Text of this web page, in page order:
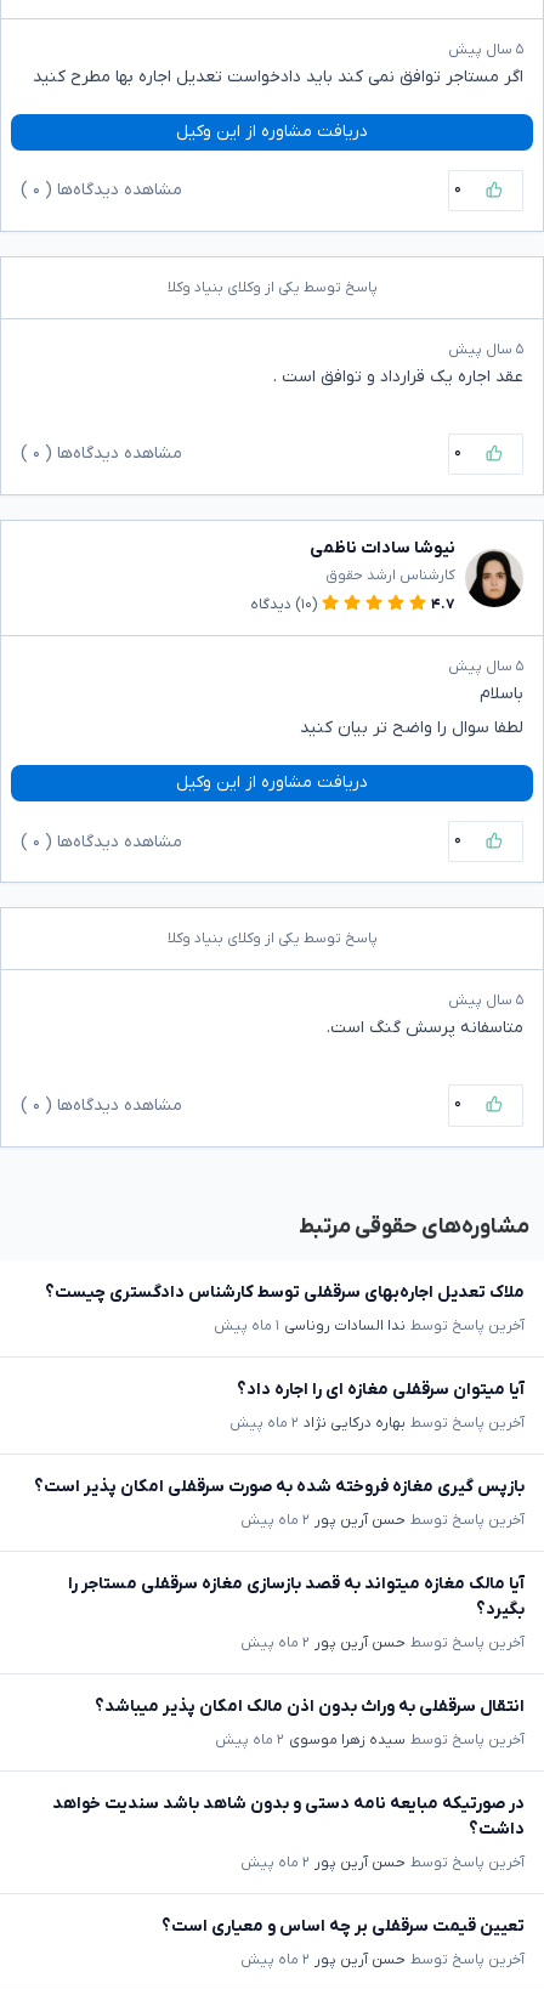
۵ سال پیش
اگر مستاجر توافق نمی کند باید دادخواست تعدیل اجاره بها مطرح کنید
دریافت مشاوره از این وکیل
۰ مشاهده دیدگاه‌ها ( ۰
پاسخ توسط یکی از وکلای بنیاد وکلا
۵ سال پیش
عقد اجاره یک قرارداد و توافق است .
۰ مشاهده دیدگاه‌ها ( ۰
نیوشا سادات ناظمی
کارشناس ارشد حقوق
۴.۷
(۱۰) دیدگاه
۵ سال پیش
باسلام
لطفا سوال را واضح تر بیان کنید
دریافت مشاوره از این وکیل
۰ مشاهده دیدگاه‌ها ( ۰
پاسخ توسط یکی از وکلای بنیاد وکلا
۵ سال پیش
متاسفانه پرسش گنگ است.
۰ مشاهده دیدگاه‌ها ( ۰
مشاوره‌های حقوقی مرتبط
ملاک تعدیل اجاره‌بهای سرقفلی توسط کارشناس دادگستری چیست؟
آخرین پاسخ توسط ندا السادات روناسی ۱ ماه پیش
آیا میتوان سرقفلی مغازه ای را اجاره داد؟
آخرین پاسخ توسط بهاره درکایی نژاد ۲ ماه پیش
بازپس گیری مغازه فروخته شده به صورت سرقفلی امکان پذیر است؟
آخرین پاسخ توسط حسن آرین پور ۲ ماه پیش
آیا مالک مغازه میتواند به قصد بازسازی مغازه سرقفلی مستاجر را
بگیرد؟
آخرین پاسخ توسط حسن آرین پور ۲ ماه پیش
انتقال سرقفلی به وراث بدون اذن مالک امکان پذیر میباشد؟
آخرین پاسخ توسط سیده زهرا موسوی ۲ ماه پیش
در صورتیکه مبایعه نامه دستی و بدون شاهد باشد سندیت خواهد
داشت؟
آخرین پاسخ توسط حسن آرین پور ۲ ماه پیش
تعیین قیمت سرقفلی بر چه اساس و معیاری است؟
آخرین پاسخ توسط حسن آرین پور ۲ ماه پیش